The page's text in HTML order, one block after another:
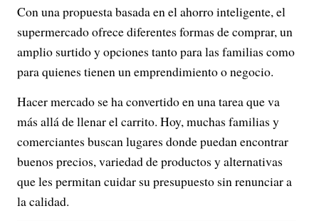
Con una propuesta basada en el ahorro inteligente, el
supermercado ofrece diferentes formas de comprar, un
amplio surtido y opciones tanto para las familias como
para quienes tienen un emprendimiento o negocio.
Hacer mercado se ha convertido en una tarea que va
más allá de llenar el carrito. Hoy, muchas familias y
comerciantes buscan lugares donde puedan encontrar
buenos precios, variedad de productos y alternativas
que les permitan cuidar su presupuesto sin renunciar a
la calidad.